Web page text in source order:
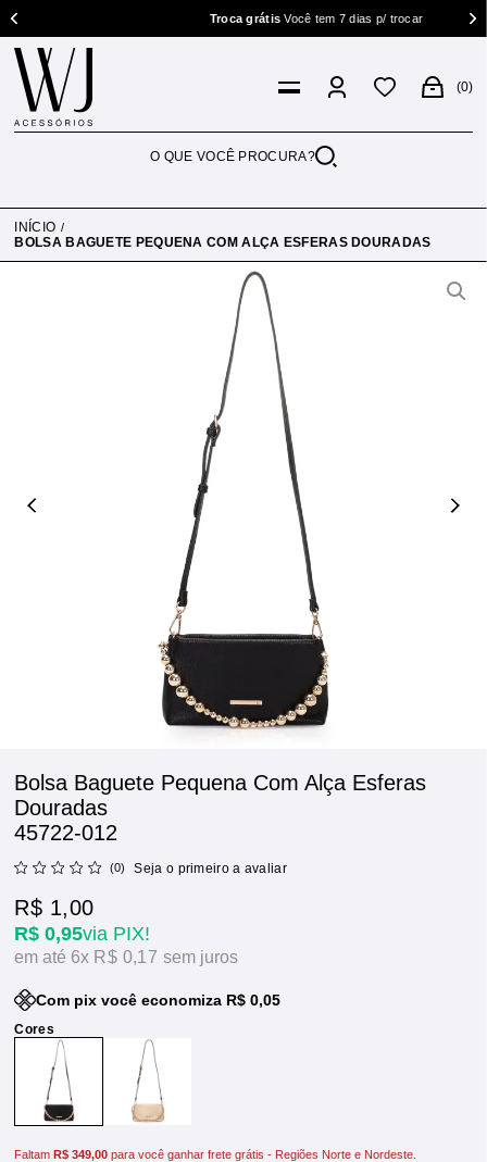
Troca grátisVocê tem 7 dias p/ trocar
0
INÍCIO
BOLSA BAGUETE PEQUENA COM ALÇA ESFERAS DOURADAS
Bolsa Baguete Pequena Com Alça Esferas
Douradas
45722-012
(0) Seja o primeiro a avaliar
R$ 0,95via PIX!
R$ 1,00
6x R$ 0,17 sem juros
Com pix você economiza R$ 0,05
FaltamR$ 349,00 para você ganhar frete grátis - Regiões Norte e Nordeste.